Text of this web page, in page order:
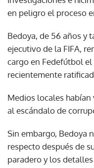
en peligro el proceso
Bedoya, de 56 años y
ejecutivo de la FIFA,
cargo en Fedefútbol
recientemente
Medios locales
al escándalo de
Sin embargo, Bedoya
respecto después de
paradero y los